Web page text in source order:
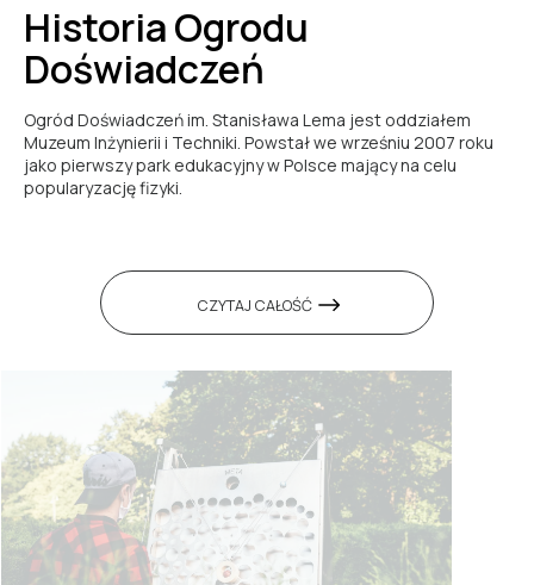
Historia Ogrodu
Doświadczeń
Ogród Doświadczeń im. Stanisława Lema jest oddziałem
Muzeum Inżynierii i Techniki. Powstał we wrześniu 2007 roku
jako pierwszy park edukacyjny w Polsce mający na celu
popularyzację fizyki.
CZYTAJ CAŁOŚĆ